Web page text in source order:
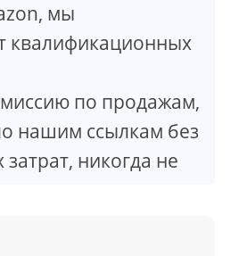
V
d
мы
квалификационных
по продажам,
нашим ссылкам без
никогда не